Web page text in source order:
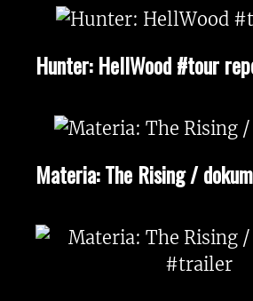
Hunter: HellWood #tour
Materia: The Rising /